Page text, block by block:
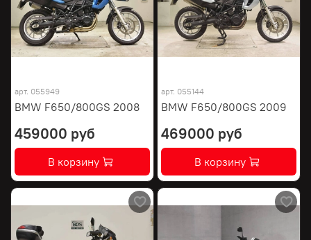
арт. 055949
BMW F650/800GS 2008
459000 руб
В корзину
арт. 055144
BMW F650/800GS 2009
469000 руб
В корзину